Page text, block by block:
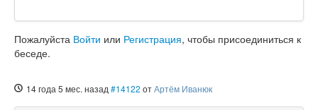
Пожалуйста Войти или Регистрация, чтобы присоединиться к
беседе.
14 года 5 мес. назад #14122 отАртём Иванюк